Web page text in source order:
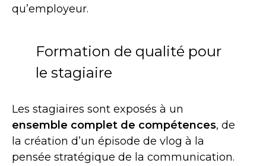
qu’employeur.
Formation de qualité pour
le stagiaire
Les stagiaires sont exposés à un
ensemble complet de compétences, de
la création d’un épisode de vlog à la
pensée stratégique de la communication.